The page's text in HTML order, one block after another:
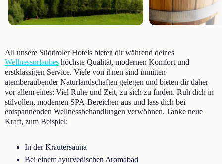
All unsere Südtiroler Hotels bieten dir während deines
Wellnessurlaubes höchste Qualität, modernen Komfort und
erstklassigen Service. Viele von ihnen sind inmitten
atemberaubender Naturlandschaften gelegen und bieten dir daher
vor allem eines: Viel Ruhe und Zeit, zu sich zu finden. Ruh dich in
stilvollen, modernen SPA-Bereichen aus und lass dich bei
entspannenden Wellnessbehandlungen verwöhnen. Tanke neue
Kraft, zum Beispiel:
In der Kräutersauna
Bei einem ayurvedischen Aromabad